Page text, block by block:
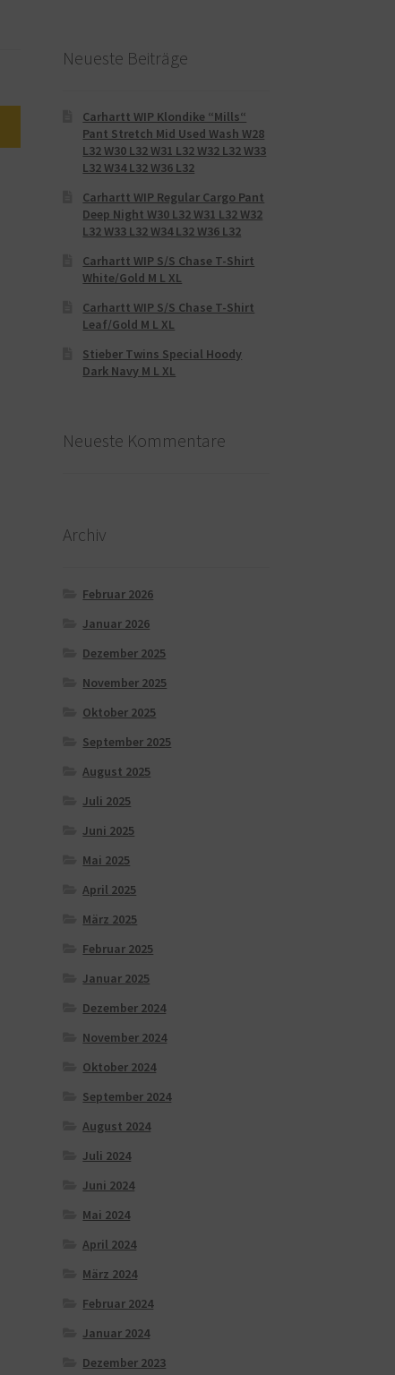
Neueste Beiträge
Carhartt WIP Klondike “Mills“
Pant Stretch Mid Used Wash W28
L32 W30 L32 W31 L32 W32 L32 W33
L32 W34 L32 W36 L32
Carhartt WIP Regular Cargo Pant
Deep Night W30 L32 W31 L32 W32
L32 W33 L32 W34 L32 W36 L32
Carhartt WIP S/S Chase T-Shirt
White/Gold M L XL
Carhartt WIP S/S Chase T-Shirt
Leaf/Gold M L XL
Stieber Twins Special Hoody
Dark Navy M L XL
Neueste Kommentare
Archiv
Februar 2026
Januar 2026
Dezember 2025
November 2025
Oktober 2025
September 2025
August 2025
Juli 2025
Juni 2025
Mai 2025
April 2025
März 2025
Februar 2025
Januar 2025
Dezember 2024
November 2024
Oktober 2024
September 2024
August 2024
Juli 2024
Juni 2024
Mai 2024
April 2024
März 2024
Februar 2024
Januar 2024
Dezember 2023